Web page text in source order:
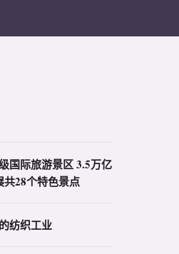
国际旅游景区 3.5万亿
共28个特色景点
纺织工业